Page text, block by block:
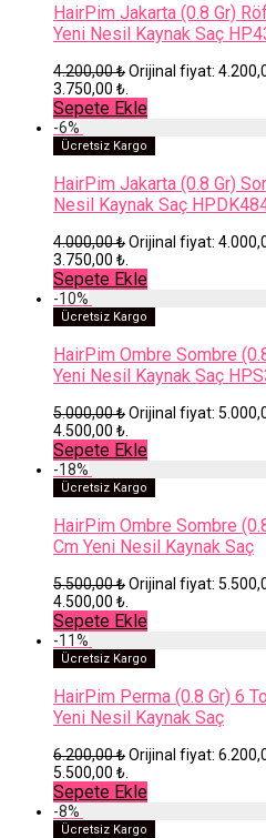
HairPim Jakarta (0.8 Gr)
Yeni Nesil Kaynak Saç
4.200,00₺Orijinal fiyat:
3.750,00 ₺.
Sepete Ekle
-6%
Ücretsiz Kargo
HairPim Jakarta (0.8 Gr)
Nesil Kaynak Saç
4.000,00₺Orijinal fiyat:
3.750,00 ₺.
Sepete Ekle
-10%
Ücretsiz Kargo
HairPim Ombre Sombre
Yeni Nesil Kaynak Saç
5.000,00₺Orijinal fiyat:
4.500,00 ₺.
Sepete Ekle
-18%
Ücretsiz Kargo
HairPim Ombre Sombre
Cm Yeni Nesil Kaynak Saç
5.500,00₺Orijinal fiyat:
4.500,00 ₺.
Sepete Ekle
-11%
Ücretsiz Kargo
HairPim Perma (0.8 Gr) 6
Yeni Nesil Kaynak Saç
6.200,00₺Orijinal fiyat:
5.500,00 ₺.
Sepete Ekle
-8%
Ücretsiz Kargo